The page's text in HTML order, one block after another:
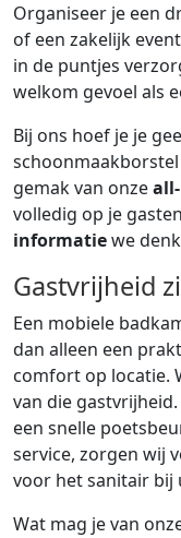
Organiseer je een
of een zakelijk
in de puntjes
welkom gevoel als
Bij ons hoef je je
gemak van onze
volledig op je
informatiewe
Gastvrijheid
Een mobiele
dan alleen een
comfort op locatie.
van die
een snelle
service, zorgen wij
voor het sanitair bij
Wat mag je van